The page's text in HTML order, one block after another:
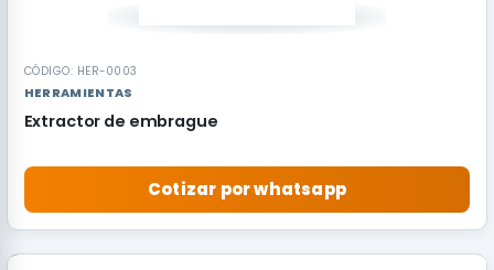
CÓDIGO: HER-0003
HERRAMIENTAS
Extractor de embrague
Cotizar por whatsapp